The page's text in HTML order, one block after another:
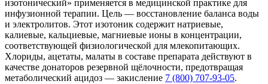
изотонический» применяется в медицинской практике для
инфузионной терапии. Цель — восстановление баланса воды
и электролитов. Этот изотоник содержит натриевые,
калиевые, кальциевые, магниевые ионы в концентрации,
соответствующей физиологической для млекопитающих.
Хлориды, ацетаты, малаты в составе препарата действуют в
качестве донаторов резервной щёлочности, предотвращая
метаболический ацидоз — закисление 7 (800) 707-93-05.